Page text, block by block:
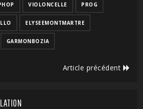
VIOLONCELLE PROG
ELYSEEMONTMARTRE
GARMONBOZIA
Article précédent